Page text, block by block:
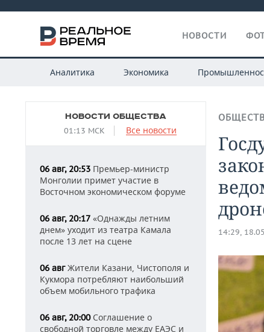
НОВОСТИ
Аналитика Экономика
НОВОСТИ ОБЩЕСТВА
01:13 МСК Все новости
06 авг, 20:53 Премьер-министр
Монголии примет участие в
Восточном экономическом форуме
06 авг, 20:17 «Однажды летним
днем» уходит из театра Камала
после 13 лет на сцене
06 авгЖители Казани, Чистополя и
Кукмора потребляют наибольший
объем мобильного трафика
06 авг, 20:00Соглашение о
свободной торговле между ЕАЭС и
14:29,